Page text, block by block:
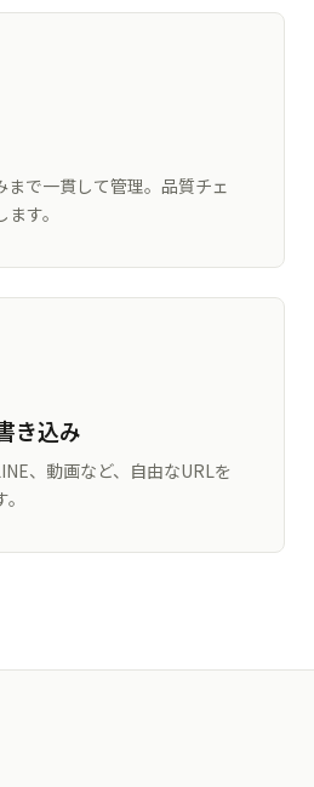
まで一貫して管理。品質チェ
す。
き込み
、動画など、自由なURLを